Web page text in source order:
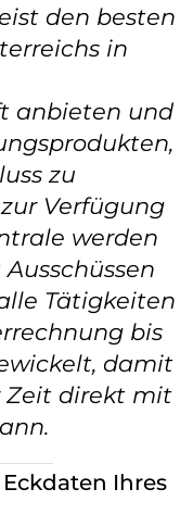
den besten
in
anbieten und
zu
Verfügung
werden
Tätigkeiten
bis
damit
Zeit direkt mit
Ihres